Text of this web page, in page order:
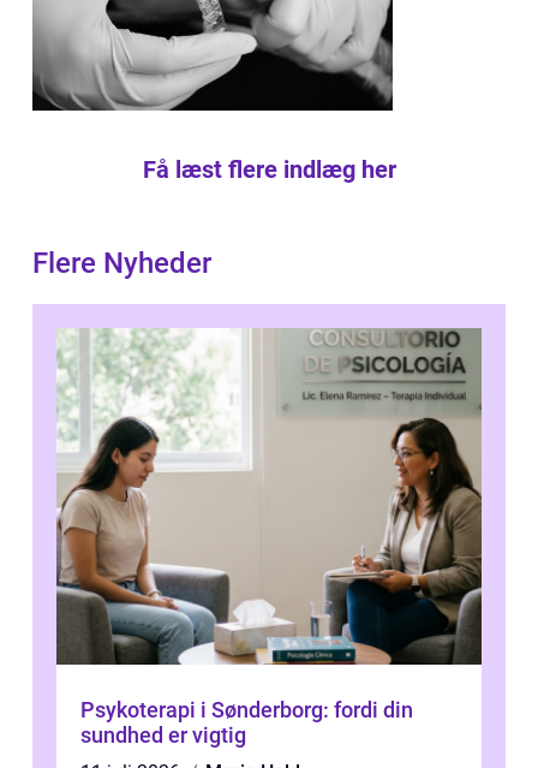
Få læst flere indlæg her
Flere Nyheder
Psykoterapi i Sønderborg: fordi din
sundhed er vigtig